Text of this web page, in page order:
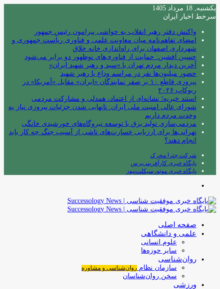
یکشنبه, 18 مرداد 1405
سرخط اخبار ایران
واکنش دفتر رهبر انقلاب به حواشی پیرامون رئیس جمهور
امضای تفاهم‌نامه میان معاونت علمی و فناوری ریاست جمهوری و
شهرداری اصفهان برای راه‌اندازی خانه خلاق
حسین افشین: حمایت از فناوری‌های نوظهور دو برابر می‌شود
آخرین دیدار مردم تهران با «سید و رهبر شهید ایران»
حضور میلیون‌ها نفر در مراسم وداع با رهبر شهید
پیروزی قاطع ۱۰ بر صفر نمایندگان «ایران» مقابل «آمریکا» در
ربوکاپ ۲۰۲۶
استند خیریه؛ نشانه‌ای از اعتماد، همدلی و مشارکت مردمی
شورای عالی امنیت ملی ایران: تانهایی شدن جزئیات پیروزی نیاز به
وحدت مردم داریم
مردمی‌سازی تولید برق با توسعه نیروگاه‌های خورشیدی خانگی
تهرانی‌ها برای ارزیابی خسارت‌های ناشی از آسیب جنگ چه کار باید
انجام دهند؟
شرکت چترا محرک
پایگاه خبری کارآفرینی‌پرس
پایگاه خبری موتورسیکلت‌نیوز
صفحه اصلی
علمی و دانشگاهی
علوم انسانی
سایر حوزه‌ها
روان‌شناسی
سازمان نظام روان‌شناسی و مشاوره
سخن روان‌شناسان
ورزشی